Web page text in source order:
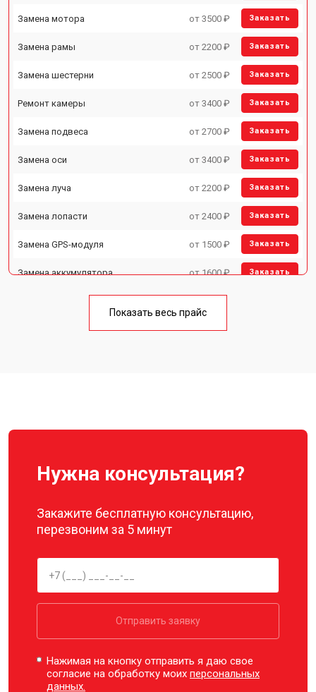
Замена мотора от 3500 ₽ Заказать
Замена рамы от 2200 ₽ Заказать
Замена шестерни от 2500 ₽ Заказать
Ремонт камеры от 3400 ₽ Заказать
Замена подвеса от 2700 ₽ Заказать
Замена оси от 3400 ₽ Заказать
Замена луча от 2200 ₽ Заказать
Замена лопасти от 2400 ₽ Заказать
Замена GPS-модуля от 1500 ₽ Заказать
Замена аккумулятора от 1600 ₽ Заказать
от 1800 ₽
Показать весь прайс
Нужна консультация?
Закажите бесплатную консультацию,
перезвоним за 5 минут
Отправить заявку
Нажимая на кнопку отправить я даю свое
согласие на обработку моихперсональных
данных.